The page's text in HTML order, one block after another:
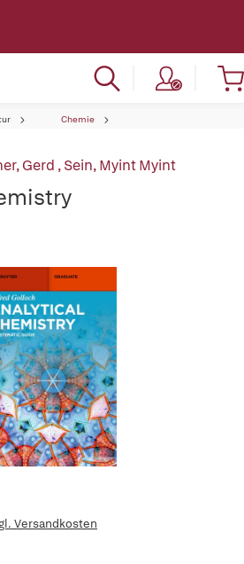
Chemie
Gerd ,Sein, Myint Myint
Versandkosten